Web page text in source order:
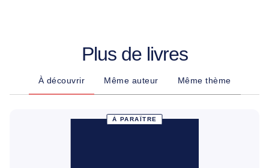
Plus de livres
À découvrir Même auteur Même thème
À PARAÎTRE